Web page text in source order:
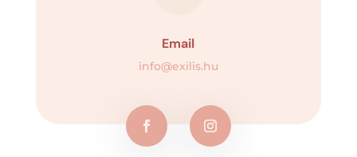
Email
info@exilis.hu